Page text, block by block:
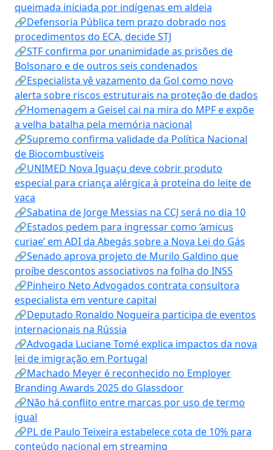
queimada iniciada por indígenas em aldeia
🔗Defensoria Pública tem prazo dobrado nos
procedimentos do ECA, decide STJ
🔗STF confirma por unanimidade as prisões de
Bolsonaro e de outros seis condenados
🔗Especialista vê vazamento da Gol como novo
alerta sobre riscos estruturais na proteção de dados
🔗Homenagem a Geisel cai na mira do MPF e expõe
a velha batalha pela memória nacional
🔗Supremo confirma validade da Política Nacional
de Biocombustíveis
🔗UNIMED Nova Iguaçu deve cobrir produto
especial para criança alérgica à proteína do leite de
vaca
🔗Sabatina de Jorge Messias na CCJ será no dia 10
🔗Estados pedem para ingressar como ‘amicus
curiae’ em ADI da Abegás sobre a Nova Lei do Gás
🔗Senado aprova projeto de Murilo Galdino que
proíbe descontos associativos na folha do INSS
🔗Pinheiro Neto Advogados contrata consultora
especialista em venture capital
🔗Deputado Ronaldo Nogueira participa de eventos
internacionais na Rússia
🔗Advogada Luciane Tomé explica impactos da nova
lei de imigração em Portugal
🔗Machado Meyer é reconhecido no Employer
Branding Awards 2025 do Glassdoor
🔗Não há conflito entre marcas por uso de termo
igual
🔗PL de Paulo Teixeira estabelece cota de 10% para
conteúdo nacional em streaming